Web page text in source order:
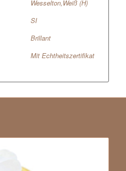
Wesselton,Weiß (H)
SI
Brillant
Mit Echtheitszertifikat